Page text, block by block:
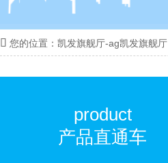
 您的位置： 凯发旗舰厅-ag凯发旗舰厅
product
产品直通车